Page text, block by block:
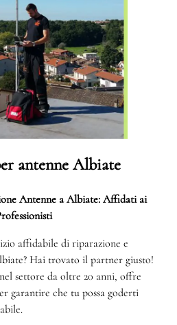
antenne Albiate
Antenne a Albiate: Affidati ai
affidabile di riparazione e
Hai trovato il partner giusto!
settore da oltre 20 anni, offre
garantire che tu possa goderti